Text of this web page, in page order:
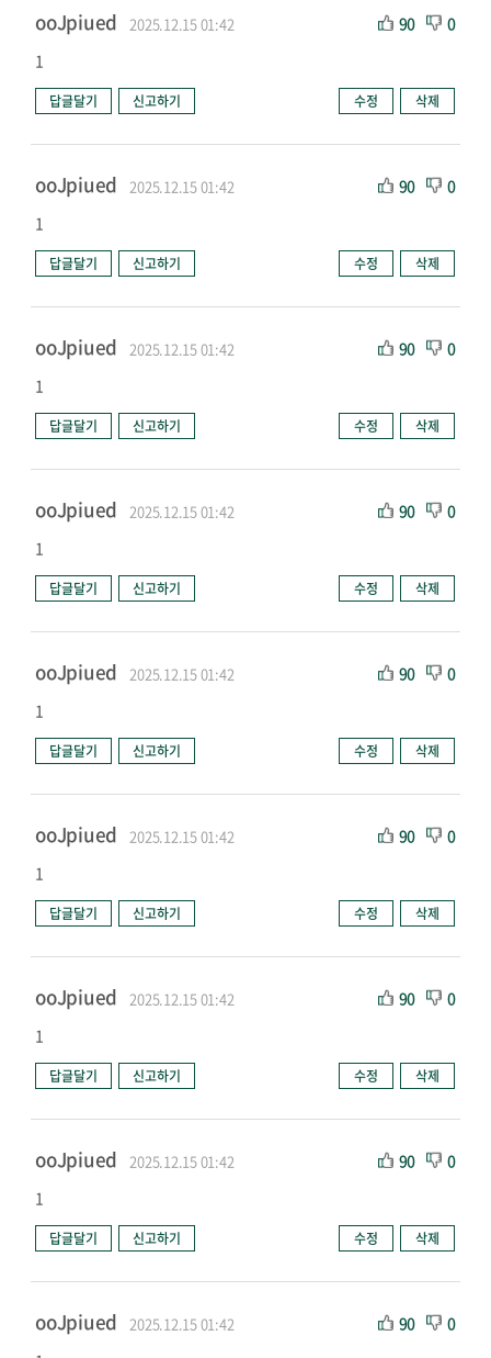
ooJpiued 2025.12.15 01:42 90
0
1
답글달기 신고하기 수정 삭제
ooJpiued 2025.12.15 01:42 90
0
1
답글달기 신고하기 수정 삭제
ooJpiued 2025.12.15 01:42 90
0
1
답글달기 신고하기 수정 삭제
ooJpiued 2025.12.15 01:42 90
0
1
답글달기 신고하기 수정 삭제
ooJpiued 2025.12.15 01:42 90
0
1
답글달기 신고하기 수정 삭제
ooJpiued 2025.12.15 01:42 90
0
1
답글달기 신고하기 수정 삭제
ooJpiued 2025.12.15 01:42 90
0
1
답글달기 신고하기 수정 삭제
ooJpiued 2025.12.15 01:42 90
0
1
답글달기 신고하기 수정 삭제
ooJpiued 2025.12.15 01:42 90
0